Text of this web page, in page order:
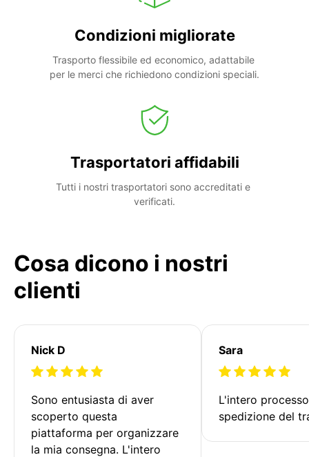
Condizioni migliorate
Trasporto flessibile ed economico, adattabile
per le merci che richiedono condizioni speciali.
Trasportatori affidabili
Tutti i nostri trasportatori sono accreditati e
verificati.
Cosa dicono i nostri
clienti
Nick D
Sono entusiasta di aver
scoperto questa
piattaforma per organizzare
la mia consegna. L'intero
Sara
L'intero
spedizione del